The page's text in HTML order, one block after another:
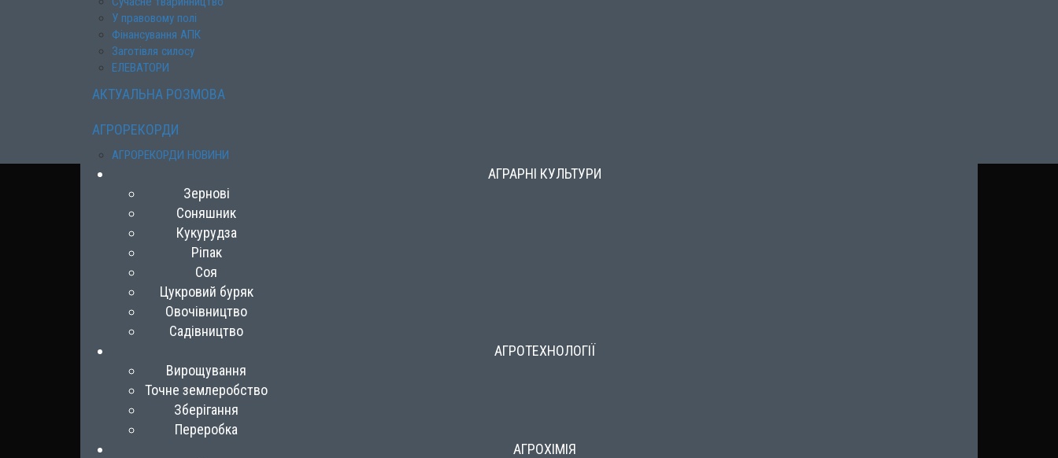
У правовому полі
Фінансування АПК
Заготівля силосу
ЕЛЕВАТОРИ
АКТУАЛЬНА РОЗМОВА
АГРОРЕКОРДИ
АГРОРЕКОРДИ НОВИНИ
АГРАРНІ КУЛЬТУРИ
Зернові
Соняшник
Кукурудза
Ріпак
Соя
Цукровий буряк
Овочівництво
Садівництво
АГРОТЕХНОЛОГІЇ
Вирощування
Точне землеробство
Зберігання
Переробка
АГРОХІМІЯ